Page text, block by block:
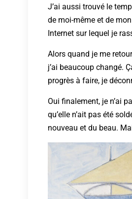
J’ai aussi trouvé le
de moi-même et de
Internet sur lequel je
Alors quand je me
j’ai beaucoup changé.
progrès à faire, je
Oui finalement, je n’ai
qu’elle n’ait pas été
nouveau et du beau.